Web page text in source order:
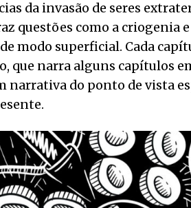
da invasão de seres
questões como a
modo superficial. Cada
que narra alguns capítulos
narrativa do ponto de vista